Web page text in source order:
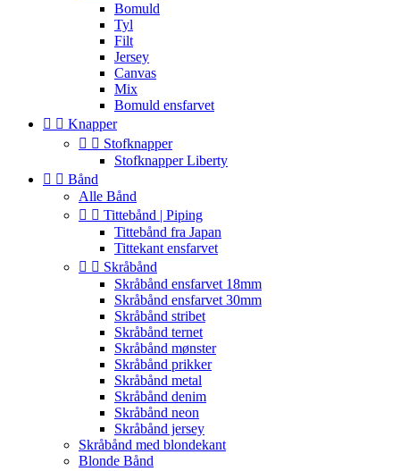
Bomuld
Tyl
Filt
Jersey
Canvas
Mix
Bomuld ensfarvet
  Knapper
  Stofknapper
Stofknapper Liberty
  Bånd
Alle Bånd
  Tittebånd | Piping
Tittebånd fra Japan
Tittekant ensfarvet
  Skråbånd
Skråbånd ensfarvet 18mm
Skråbånd ensfarvet 30mm
Skråbånd stribet
Skråbånd ternet
Skråbånd mønster
Skråbånd prikker
Skråbånd metal
Skråbånd denim
Skråbånd neon
Skråbånd jersey
Skråbånd med blondekant
Blonde Bånd